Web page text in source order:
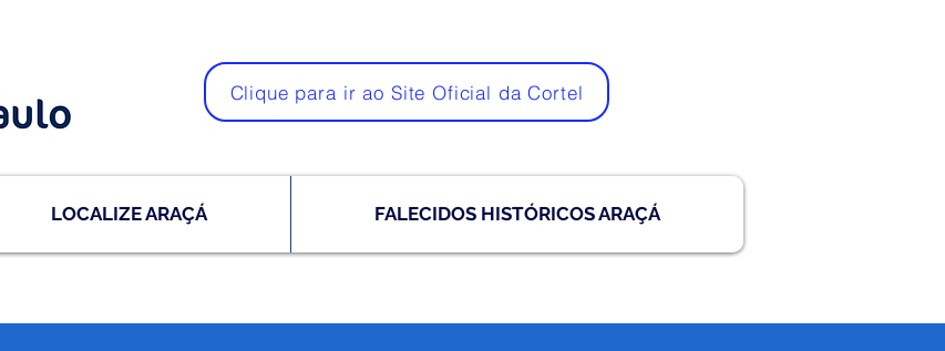
Clique para ir ao Site Oficial da Cortel
LOCALIZE ARAÇÁ FALECIDOS HISTÓRICOS ARAÇÁ